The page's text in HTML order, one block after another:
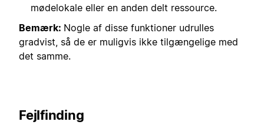
mødelokale eller en anden delt ressource.
Bemærk: Nogle af disse funktioner udrulles
gradvist, så de er muligvis ikke tilgængelige med
det samme.
Fejlfinding